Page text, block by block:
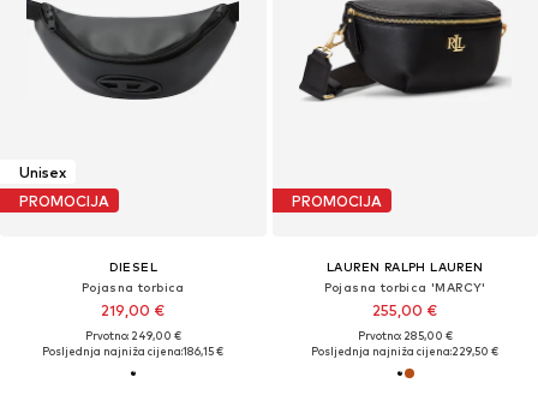
Unisex
PROMOCIJA
DIESEL
Pojasna torbica
219,00 €
Prvotno: 249,00 €
Posljednja najniža cijena:186,15 €
PROMOCIJA
LAUREN RALPH LAUREN
Pojasna torbica 'MARCY'
255,00 €
Prvotno: 285,00 €
Posljednja najniža cijena:229,50 €